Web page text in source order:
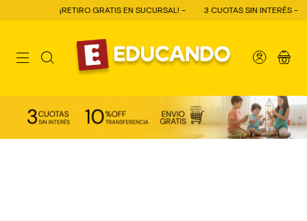
¡RETIRO GRATIS EN SUCURSAL! - 3 CUOTAS SIN INTERÉS -
0